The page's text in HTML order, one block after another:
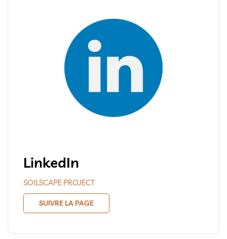
LinkedIn
SOILSCAPE PROJECT
SUIVRE LA PAGE